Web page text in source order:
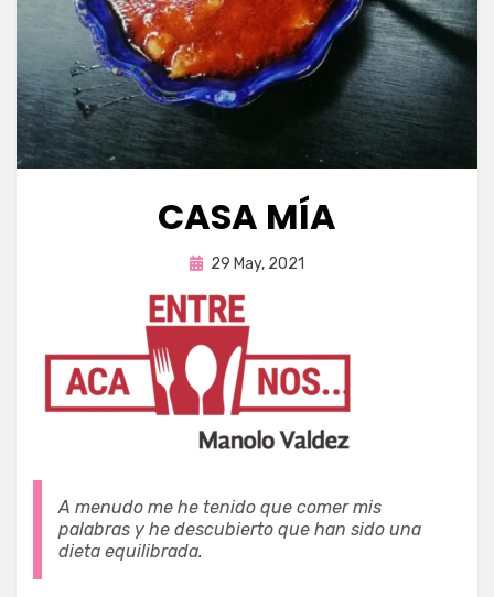
CASA MÍA
porEnrique
Publicada
29 May, 2021
A menudo me he tenido que comer mis
palabras y he descubierto que han sido una
dieta equilibrada.